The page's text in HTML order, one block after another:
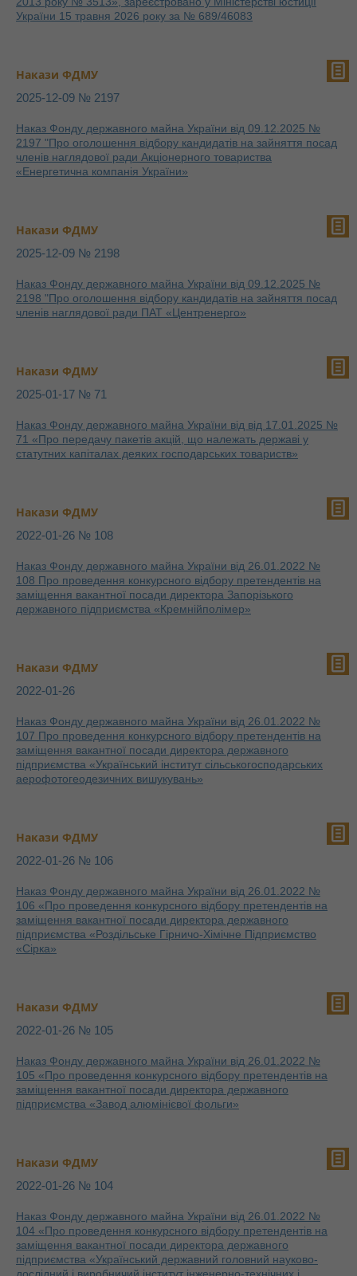
України 15 травня 2026 року за № 689/46083
Накази ФДМУ
2025-12-09 № 2197
Наказ Фонду державного майна України від 09.12.2025 №
2197 "Про оголошення відбору кандидатів на зайняття посад
членів наглядової ради Акціонерного товариства
«Енергетична компанія України»
Накази ФДМУ
2025-12-09 № 2198
Наказ Фонду державного майна України від 09.12.2025 №
2198 "Про оголошення відбору кандидатів на зайняття посад
членів наглядової ради ПАТ «Центренерго»
Накази ФДМУ
2025-01-17 № 71
Наказ Фонду державного майна України від від 17.01.2025 №
71 «Про передачу пакетів акцій, що належать державі у
статутних капіталах деяких господарських товариств»
Накази ФДМУ
2022-01-26 № 108
Наказ Фонду державного майна України від 26.01.2022 №
108 Про проведення конкурсного відбору претендентів на
заміщення вакантної посади директора Запорізького
державного підприємства «Кремнійполімер»
Накази ФДМУ
2022-01-26
Наказ Фонду державного майна України від 26.01.2022 №
107 Про проведення конкурсного відбору претендентів на
заміщення вакантної посади директора державного
підприємства «Український інститут сільськогосподарських
аерофотогеодезичних вишукувань»
Накази ФДМУ
2022-01-26 № 106
Наказ Фонду державного майна України від 26.01.2022 №
106 «Про проведення конкурсного відбору претендентів на
заміщення вакантної посади директора державного
підприємства «Роздільське Гірничо-Хімічне Підприємство
«Сірка»
Накази ФДМУ
2022-01-26 № 105
Наказ Фонду державного майна України від 26.01.2022 №
105 «Про проведення конкурсного відбору претендентів на
заміщення вакантної посади директора державного
підприємства «Завод алюмінієвої фольги»
Накази ФДМУ
2022-01-26 № 104
Наказ Фонду державного майна України від 26.01.2022 №
104 «Про проведення конкурсного відбору претендентів на
заміщення вакантної посади директора державного
підприємства «Український державний головний науково-